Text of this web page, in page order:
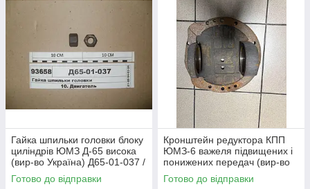
Гайка шпильки головки блоку
циліндрів ЮМЗ Д-65 висока
(вир-во Україна) Д65-01-037 /
Д65-01-037-А
Готово до відправки
Кронштейн редуктора КПП
ЮМЗ-6 важеля підвищених і
понижених передач (вир-во
ЮМЗ) 40-1701456 / 40-
1701456-А
Готово до відправки